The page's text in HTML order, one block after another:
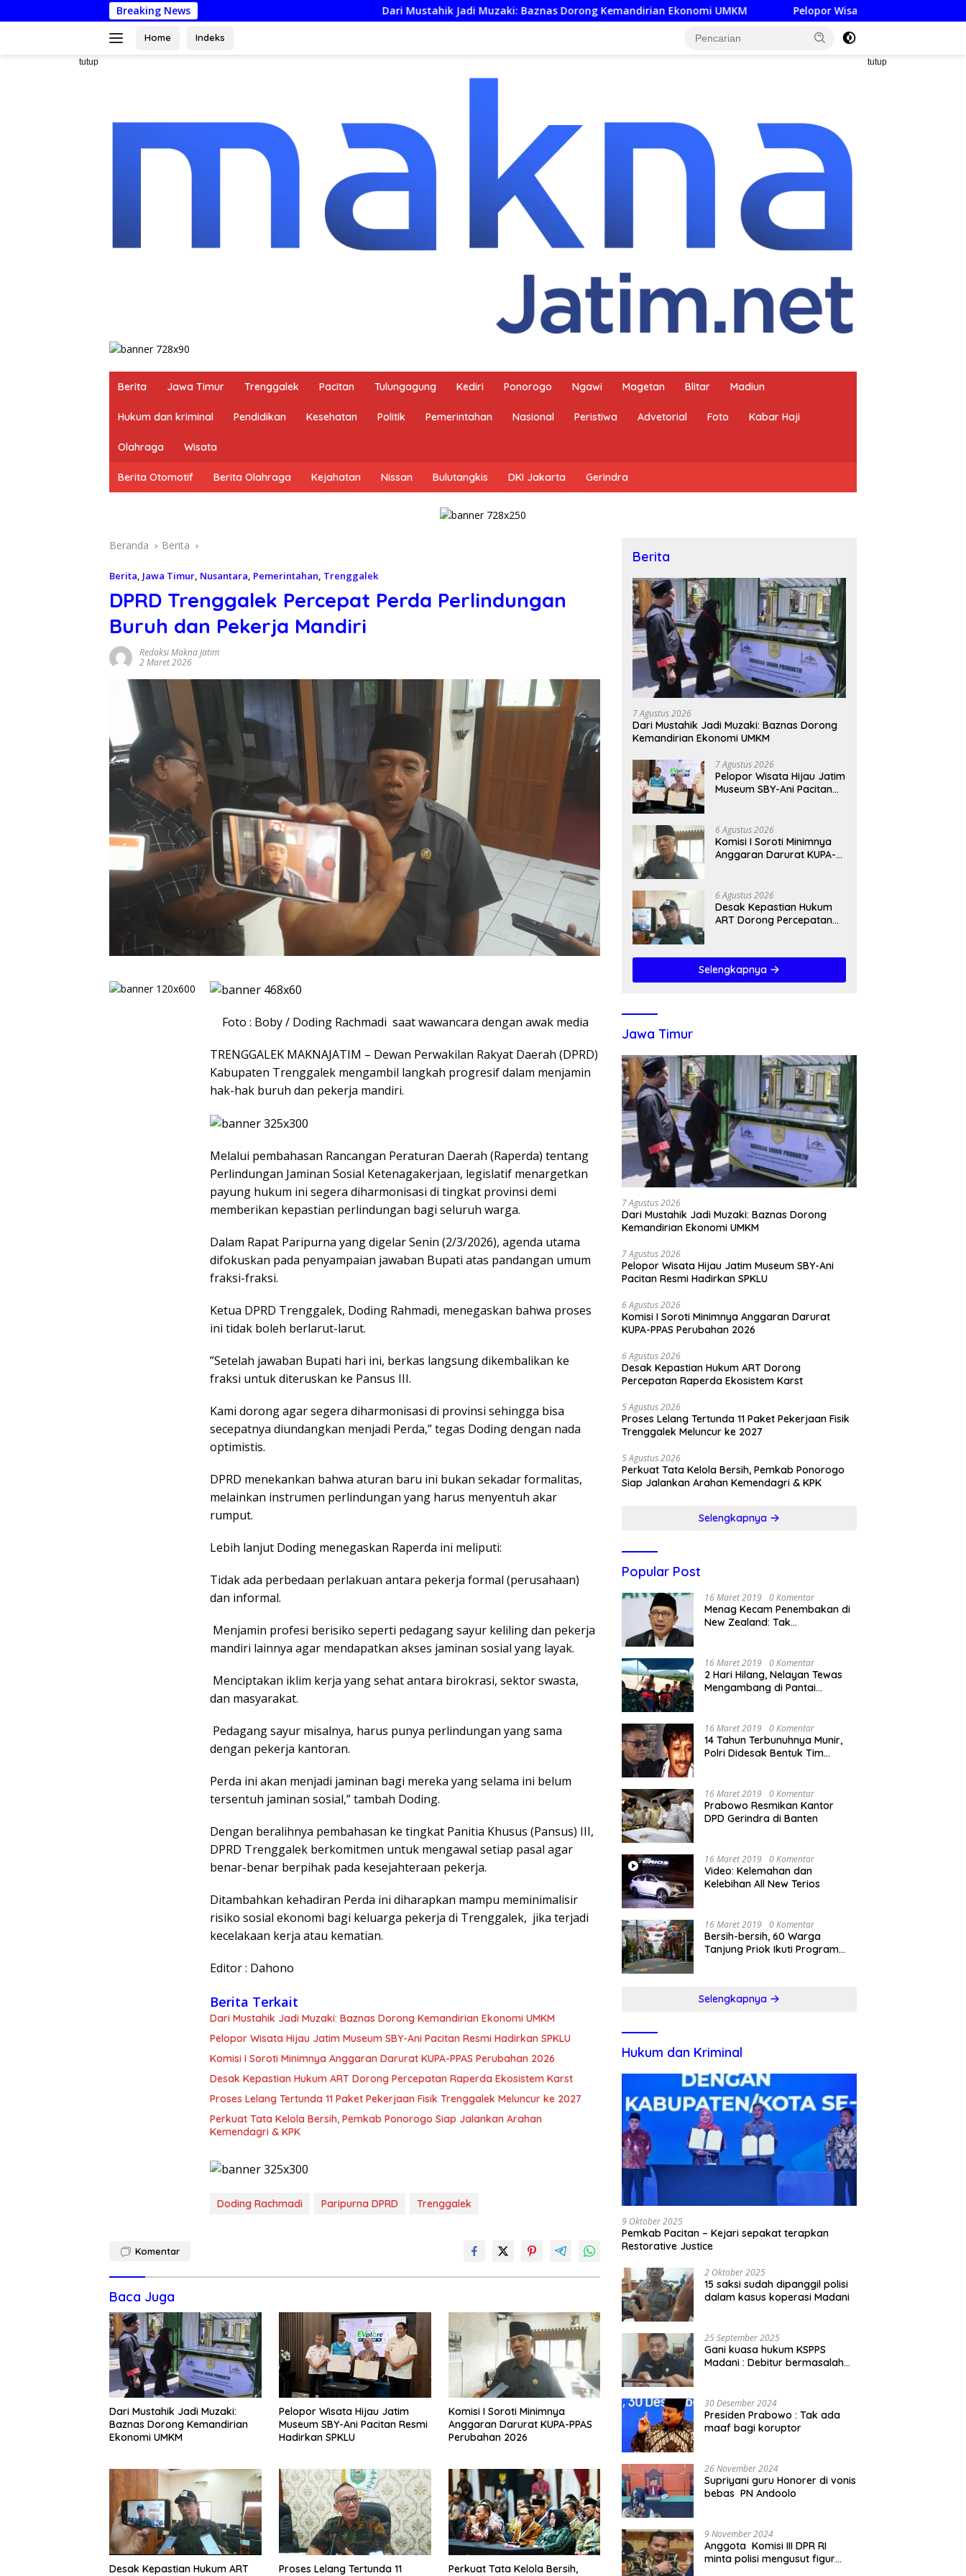
ke
Breaking News Dari Mustahik Jadi Muzaki: Baznas Dorong Kemandirian Ekonomi UMKM Pelopor Wisata Hijau Jatim Museum SBY-Ani Pacitan
Home Indeks
tutup tutup
Berita Jawa Timur Trenggalek Pacitan Tulungagung Kediri Ponorogo Ngawi Magetan Blitar Madiun
Hukum dan kriminal Pendidikan Kesehatan Politik Pemerintahan Nasional Peristiwa Advetorial Foto Kabar Haji
Olahraga Wisata
Berita Otomotif Berita Olahraga Kejahatan Nissan Bulutangkis DKI Jakarta Gerindra
Beranda Berita
Berita, Jawa Timur, Nusantara, Pemerintahan, Trenggalek
DPRD Trenggalek Percepat Perda Perlindungan
Buruh dan Pekerja Mandiri
Redaksi Makna Jatim
2 Maret 2026
Foto : Boby / Doding Rachmadi saat wawancara dengan awak media
​TRENGGALEK MAKNAJATIM – Dewan Perwakilan Rakyat Daerah (DPRD)
Kabupaten Trenggalek mengambil langkah progresif dalam menjamin
hak-hak buruh dan pekerja mandiri.
Melalui pembahasan Rancangan Peraturan Daerah (Raperda) tentang
Perlindungan Jaminan Sosial Ketenagakerjaan, legislatif menargetkan
payung hukum ini segera diharmonisasi di tingkat provinsi demi
memberikan kepastian perlindungan bagi seluruh warga.
​​Dalam Rapat Paripurna yang digelar Senin (2/3/2026), agenda utama
difokuskan pada penyampaian jawaban Bupati atas pandangan umum
fraksi-fraksi.
Ketua DPRD Trenggalek, Doding Rahmadi, menegaskan bahwa proses
ini tidak boleh berlarut-larut.
​”Setelah jawaban Bupati hari ini, berkas langsung dikembalikan ke
fraksi untuk diteruskan ke Pansus III.
Kami dorong agar segera diharmonisasi di provinsi sehingga bisa
secepatnya diundangkan menjadi Perda,” tegas Doding dengan nada
optimistis.
​​DPRD menekankan bahwa aturan baru ini bukan sekadar formalitas,
melainkan instrumen perlindungan yang harus menyentuh akar
rumput.
Lebih lanjut Doding menegaskan Raperda ini meliputi:
​Tidak ada perbedaan perlakuan antara pekerja formal (perusahaan)
dan informal.
​ Menjamin profesi berisiko seperti pedagang sayur keliling dan pekerja
mandiri lainnya agar mendapatkan akses jaminan sosial yang layak.
​ Menciptakan iklim kerja yang sehat antara birokrasi, sektor swasta,
dan masyarakat.
​ Pedagang sayur misalnya, harus punya perlindungan yang sama
dengan pekerja kantoran.
Perda ini akan menjadi jaminan bagi mereka yang selama ini belum
tersentuh jaminan sosial,” tambah Doding.
​​Dengan beralihnya pembahasan ke tingkat Panitia Khusus (Pansus) III,
DPRD Trenggalek berkomitmen untuk mengawal setiap pasal agar
benar-benar berpihak pada kesejahteraan pekerja.
Ditambahkan kehadiran Perda ini diharapkan mampu meminimalisir
risiko sosial ekonomi bagi keluarga pekerja di Trenggalek, jika terjadi
kecelakaan kerja atau kematian.
Editor : Dahono
Berita Terkait
Dari Mustahik Jadi Muzaki: Baznas Dorong Kemandirian Ekonomi UMKM
Pelopor Wisata Hijau Jatim Museum SBY-Ani Pacitan Resmi Hadirkan SPKLU
Komisi I Soroti Minimnya Anggaran Darurat KUPA-PPAS Perubahan 2026
Desak Kepastian Hukum ART Dorong Percepatan Raperda Ekosistem Karst
Proses Lelang Tertunda 11 Paket Pekerjaan Fisik Trenggalek Meluncur ke 2027
Perkuat Tata Kelola Bersih, Pemkab Ponorogo Siap Jalankan Arahan
Kemendagri & KPK
Doding Rachmadi Paripurna DPRD Trenggalek
Komentar
Baca Juga
Dari Mustahik Jadi Muzaki:
Baznas Dorong Kemandirian
Ekonomi UMKM
Pelopor Wisata Hijau Jatim
Museum SBY-Ani Pacitan Resmi
Hadirkan SPKLU
Komisi I Soroti Minimnya
Anggaran Darurat KUPA-PPAS
Perubahan 2026
Desak Kepastian Hukum ART
Proses Lelang Tertunda 11
Perkuat Tata Kelola Bersih,
Berita
7 Agustus 2026
Dari Mustahik Jadi Muzaki: Baznas Dorong
Kemandirian Ekonomi UMKM
7 Agustus 2026
Pelopor Wisata Hijau Jatim
Museum SBY-Ani Pacitan
6 Agustus 2026
Komisi I Soroti Minimnya
Anggaran Darurat KUPA-
6 Agustus 2026
Desak Kepastian Hukum
ART Dorong Percepatan
Selengkapnya
Jawa Timur
7 Agustus 2026
Dari Mustahik Jadi Muzaki: Baznas Dorong
Kemandirian Ekonomi UMKM
7 Agustus 2026
Pelopor Wisata Hijau Jatim Museum SBY-Ani
Pacitan Resmi Hadirkan SPKLU
6 Agustus 2026
Komisi I Soroti Minimnya Anggaran Darurat
KUPA-PPAS Perubahan 2026
6 Agustus 2026
Desak Kepastian Hukum ART Dorong
Percepatan Raperda Ekosistem Karst
5 Agustus 2026
Proses Lelang Tertunda 11 Paket Pekerjaan Fisik
Trenggalek Meluncur ke 2027
5 Agustus 2026
Perkuat Tata Kelola Bersih, Pemkab Ponorogo
Siap Jalankan Arahan Kemendagri & KPK
Selengkapnya
Popular Post
16 Maret 2019 0 Komentar
Menag Kecam Penembakan di
New Zealand: Tak
16 Maret 2019 0 Komentar
2 Hari Hilang, Nelayan Tewas
Mengambang di Pantai
16 Maret 2019 0 Komentar
14 Tahun Terbunuhnya Munir,
Polri Didesak Bentuk Tim
16 Maret 2019 0 Komentar
Prabowo Resmikan Kantor
DPD Gerindra di Banten
16 Maret 2019 0 Komentar
Video: Kelemahan dan
Kelebihan All New Terios
16 Maret 2019 0 Komentar
Bersih-bersih, 60 Warga
Tanjung Priok Ikuti Program
Selengkapnya
Hukum dan Kriminal
9 Oktober 2025
Pemkab Pacitan – Kejari sepakat terapkan
Restorative Justice
2 Oktober 2025
15 saksi sudah dipanggil polisi
dalam kasus koperasi Madani
25 September 2025
Gani kuasa hukum KSPPS
Madani : Debitur bermasalah
30 Desember 2024
Presiden Prabowo : Tak ada
maaf bagi koruptor
26 November 2024
Supriyani guru Honorer di vonis
bebas PN Andoolo
9 November 2024
Anggota Komisi III DPR RI
minta polisi mengusut figur